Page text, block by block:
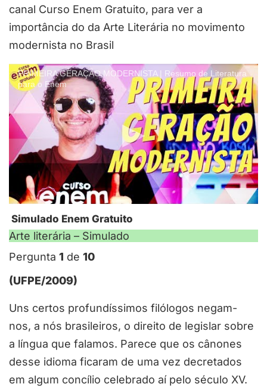
canal Curso Enem Gratuito, para ver a
importância do da Arte Literária no movimento
modernista no Brasil
PRIMEIRA GERAÇÃO MODERNISTA | Resumo de Literatura
para o Enem
Simulado Enem Gratuito
Arte literária – Simulado
Pergunta 1 de 10
(UFPE/2009)
Uns certos profundíssimos filólogos negam-
nos, a nós brasileiros, o direito de legislar sobre
a língua que falamos. Parece que os cânones
desse idioma ficaram de uma vez decretados
em algum concílio celebrado aí pelo século XV.